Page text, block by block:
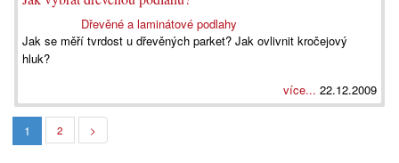
Dřevěné a laminátové podlahy
Jak se měří tvrdost u dřevěných parket? Jak ovlivnit kročejový
hluk?
více... 22.12.2009
1 2 >